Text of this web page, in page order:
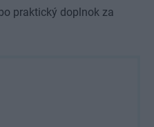
praktický doplnok za